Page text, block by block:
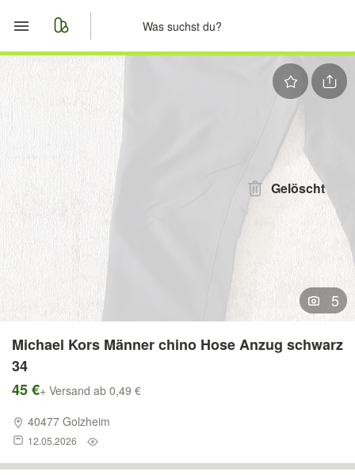
Start
Merkliste
Nachrichten
Anzeige aufgeben
Gelöscht
5
Michael Kors Männer chino Hose Anzug schwarz
34
45 €+ Versand ab 0,49 €
40477 Golzheim
12.05.2026